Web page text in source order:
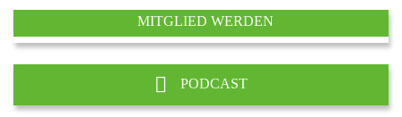
MITGLIED WERDEN
PODCAST